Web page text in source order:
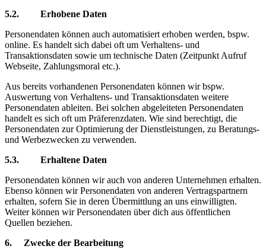
5.2. Erhobene Daten
Personendaten können auch automatisiert erhoben werden, bspw.
online. Es handelt sich dabei oft um Verhaltens- und
Transaktionsdaten sowie um technische Daten (Zeitpunkt Aufruf
Webseite, Zahlungsmoral etc.).
Aus bereits vorhandenen Personendaten können wir bspw.
Auswertung von Verhaltens- und Transaktionsdaten weitere
Personendaten ableiten. Bei solchen abgeleiteten Personendaten
handelt es sich oft um Präferenzdaten. Wie sind berechtigt, die
Personendaten zur Optimierung der Dienstleistungen, zu Beratungs-
und Werbezwecken zu verwenden.
5.3. Erhaltene Daten
Personendaten können wir auch von anderen Unternehmen erhalten.
Ebenso können wir Personendaten von anderen Vertragspartnern
erhalten, sofern Sie in deren Übermittlung an uns einwilligten.
Weiter können wir Personendaten über dich aus öffentlichen
Quellen beziehen.
6. Zwecke der Bearbeitung